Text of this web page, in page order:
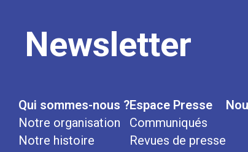
Newsletter
Qui sommes-nous ?
Notre organisation
Notre histoire
Espace Presse
Communiqués
Revues de presse